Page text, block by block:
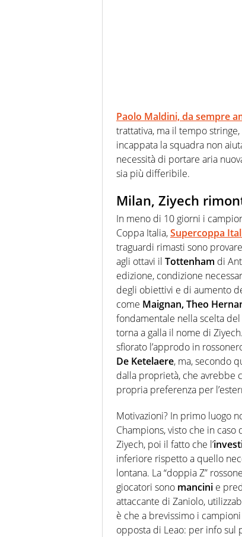
Paolo Maldini, da sempre
trattativa, ma il tempo
incappata la squadra non
necessità di portare aria
sia più differibile.
Milan, Ziyech
In meno di 10 giorni i
Coppa Italia,Supercoppa
traguardi rimasti sono
agli ottavi il Tottenham di
edizione, condizione
degli obiettivi e di aumento
come Maignan,Theo
fondamentale nella scelta
torna a galla il nome di
sfiorato l’approdo in
De Ketelaere, ma, secondo
dalla proprietà, che avrebbe
propria preferenza per
Motivazioni? In primo luogo
Champions, visto che in
Ziyech, poi il fatto che l’
inferiore rispetto a quello
lontana. La “doppia Z”
giocatori sono mancini e
attaccante di Zaniolo,
è che a brevissimo i
opposta di Leao: per info sul